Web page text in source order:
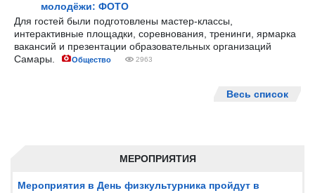
МЕРОПРИЯТИЯ
Мероприятия в День физкультурника пройдут в
молодёжи: ФОТО
Для гостей были подготовлены мастер-классы,
интерактивные площадки, соревнования, тренинги, ярмарка
вакансий и презентации образовательных организаций
Самары.
Общество 2963
Весь список